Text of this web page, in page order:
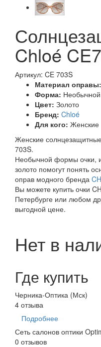
Chloé
Артикул: CE 703S
Материал оправы:
Форма:
Цвет: Золото
Бренд: Chloé
Для кого: Женские
Женские
703S.
Необычной формы очки,
золото помогут понять
оправ модного бренда
Вы можете купить очки
Петербурге или любом
выгодной цене.
Нет в
Где купить
Черника-Оптика (Мск)
4 отзыва
Подробнее
Сеть салонов оптики
0 отзывов